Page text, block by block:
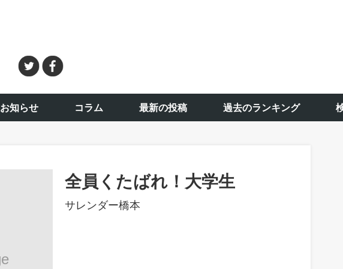
お知らせ コラム 最新の投稿 過去のランキング
全員くたばれ！大学生
サレンダー橋本